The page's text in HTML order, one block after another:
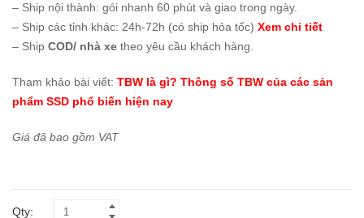
– Ship nội thành: gói nhanh 60 phút và giao trong ngày.
– Ship các tỉnh khác: 24h-72h (có ship hỏa tốc) Xem chi tiết
– Ship COD/ nhà xe theo yêu cầu khách hàng.
Tham khảo bài viết: TBW là gì? Thông số TBW của các sản
phẩm SSD phổ biến hiện nay
Giá đã bao gồm VAT
Qty: